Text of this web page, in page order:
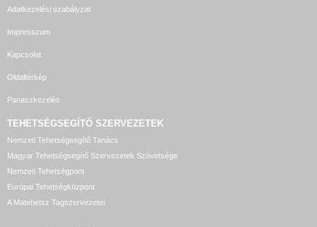
Adatkezelési szabályzat
Impresszum
Kapcsolat
Oldaltérkép
Panaszkezelés
TEHETSÉGSEGÍTŐ SZERVEZETEK
Nemzeti Tehetségsegítő Tanács
Magyar Tehetségsegítő Szervezetek Szövetsége
Nemzeti Tehetségpont
Európai Tehetségközpont
A Matehetsz Tagszervezetei